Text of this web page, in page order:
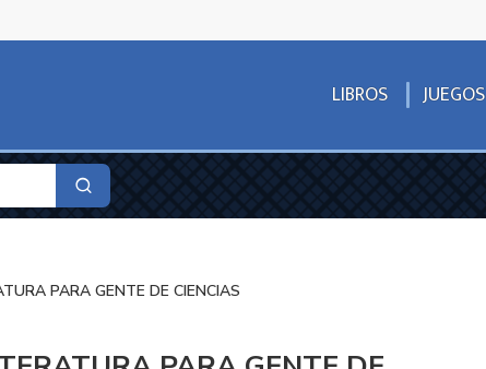
LIBROS JUEGOS
PARA GENTE DE CIENCIAS